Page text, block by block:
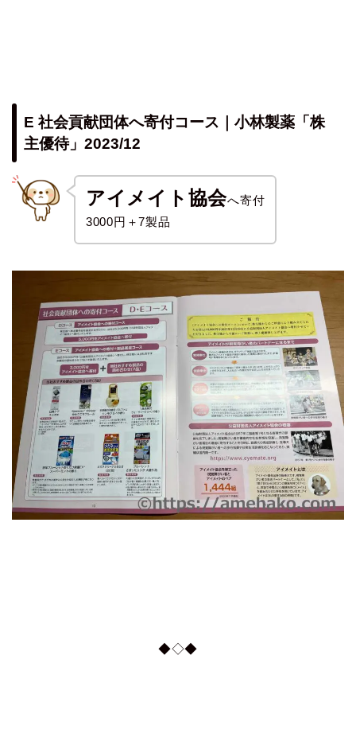
E 社会貢献団体へ寄付コース｜小林製薬「株
主優待」2023/12
アイメイト協会へ寄付
3000円＋7製品
◆◇◆